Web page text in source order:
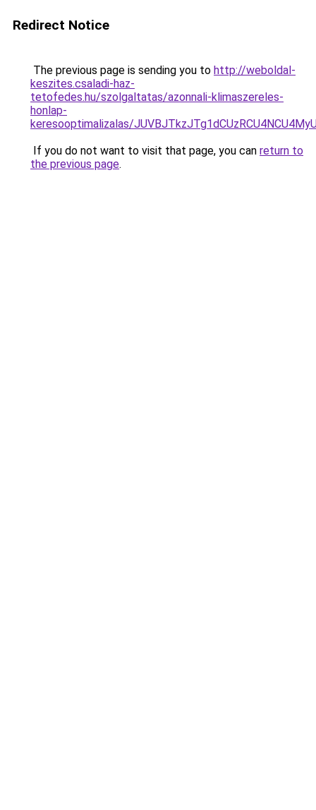
Redirect Notice
The previous page is sending you to http://weboldal-
keszites.csaladi-haz-
tetofedes.hu/szolgaltatas/azonnali-klimaszereles-
honlap-
keresooptimalizalas/
If you do not want to visit that page, you can return to
the previous page.